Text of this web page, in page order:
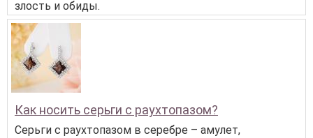
злость и обиды.
Как носить серьги с раухтопазом?
Серьги с раухтопазом в серебре – амулет,